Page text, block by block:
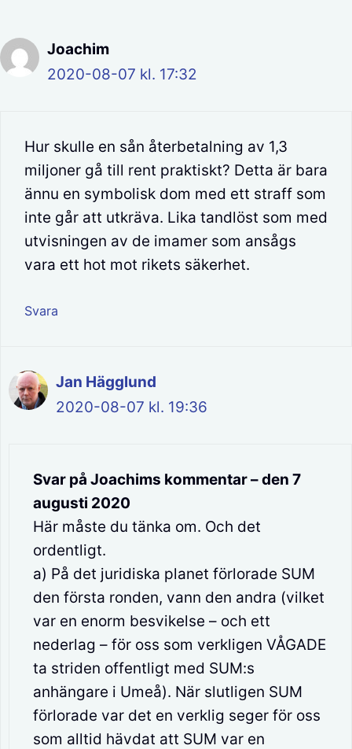
Joachim
2020-08-07 kl. 17:32
Hur skulle en sån återbetalning av 1,3
miljoner gå till rent praktiskt? Detta är bara
ännu en symbolisk dom med ett straff som
inte går att utkräva. Lika tandlöst som med
utvisningen av de imamer som ansågs
vara ett hot mot rikets säkerhet.
Svara
Jan Hägglund
2020-08-07 kl. 19:36
Svar på Joachims kommentar – den 7
augusti 2020
Här måste du tänka om. Och det
ordentligt.
a) På det juridiska planet förlorade SUM
den första ronden, vann den andra (vilket
var en enorm besvikelse – och ett
nederlag – för oss som verkligen VÅGADE
ta striden offentligt med SUM:s
anhängare i Umeå). När slutligen SUM
förlorade var det en verklig seger för oss
som alltid hävdat att SUM var en